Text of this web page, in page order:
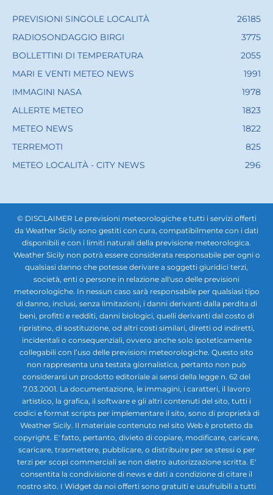
PREVISIONI SINGOLE LOCALITÀ
26185
RADIOSONDAGGIO BIRGI
3775
BOLLETTINI DI TEMPERATURA
2055
MARI E VENTI METEO NEWS
1991
IMMAGINI NASA
1978
ALLERTE METEO
1823
METEO NEWS
1822
TERREMOTI
825
METEO LOCALITÀ - CITY NEWS
296
© DISCLAIMER Le previsioni meteorologiche e tutti i servizi offerti
da Weather Sicily sono gestiti con cura, compatibilmente con i dati
disponibili e con i limiti naturali della previsione meteorologica.
Weather Sicily non potrà essere considerata responsabile per ogni o
qualsiasi danno che potesse derivare a soggetti giuridici terzi,
società, enti o persone in relazione all'uso delle previsioni
meteorologiche. In nessun caso sarà responsabile per qualsiasi tipo
di danno, inclusi, senza limitazioni, i danni derivanti dalla perdita di
beni, profitti e redditi, danni biologici, quelli derivanti dal costo di
ripristino, di sostituzione, od altri costi similari, diretti od indiretti,
incidentali o consequenziali, ovvero anche solo ipoteticamente
collegabili con l’uso delle previsioni meteorologiche. Questo sito
non rappresenta una testata giornalistica, pertanto non può
considerarsi un prodotto editoriale ai sensi della legge n. 62 del
7.03.2001. La documentazione, le immagini, i caratteri, il lavoro
artistico, la grafica, il software e gli altri contenuti del sito, tutti i
codici e format scripts per implementare il sito, sono di proprietà di
Weather Sicily. Il materiale contenuto nel sito Web è protetto da
copyright. E' fatto, pertanto, divieto di copiare, modificare, caricare,
scaricare, trasmettere, pubblicare, o distribuire per se stessi o per
terzi per scopi commerciali se non dietro autorizzazione scritta. E'
consentita la condivisione di news e dati a condizione di citare il
nostro sito. I Widget da noi offerti sono gratuiti e usufruibili a tutti